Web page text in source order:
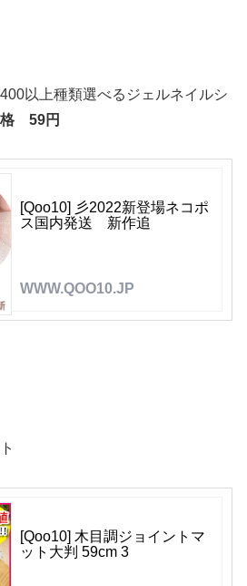
以上種類選べるジェルネイルシ
格 59円
[Qoo10] 彡2022新登場ネコポ
ス国内発送 新作追
WWW.QOO10.JP
[Qoo10] 木目調ジョイントマ
ット大判 59cm 3